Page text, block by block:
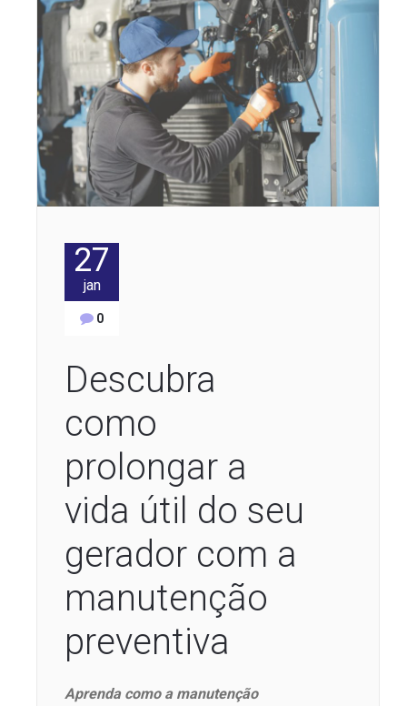
27
jan
0
Descubra
como
prolongar a
vida útil do seu
gerador com a
manutenção
preventiva
Aprenda como a manutenção